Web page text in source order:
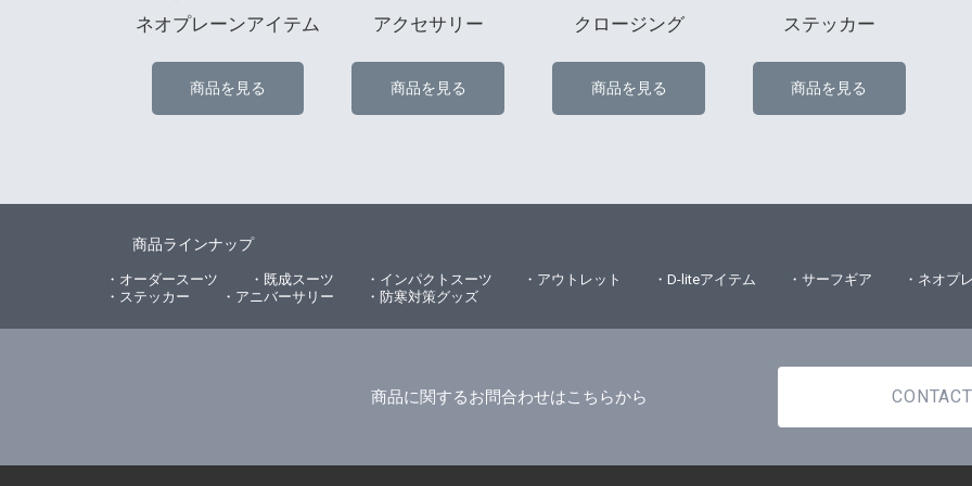
ネオプレーンアイテム
商品を見る
アクセサリー
商品を見る
クロージング
商品を見る
ステッカー
商品を見る
商品ラインナップ
・オーダースーツ ・既成スーツ ・インパクトスーツ ・アウトレット ・D-liteアイテム ・サーフギア ・ネオプ
・ステッカー
・アニバーサリー ・防寒対策グッズ
商品に関するお問合わせはこちらから CONTACT